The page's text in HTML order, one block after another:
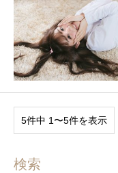
5件中 1〜5件を表示
検索